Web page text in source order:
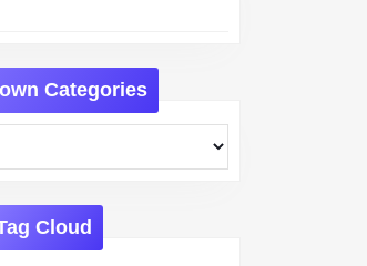
Categories
Cloud